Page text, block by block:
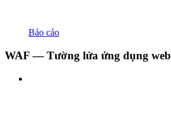
Báo cáo
WAF — Tường lửa ứng dụng web